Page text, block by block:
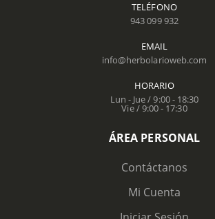
TELÉFONO
943 099 932
EMAIL
info@herbolarioweb.com
HORARIO
Lun - Jue / 9:00 - 18:30
Vie / 9:00 - 17:30
ÁREA PERSONAL
Contáctanos
Mi Cuenta